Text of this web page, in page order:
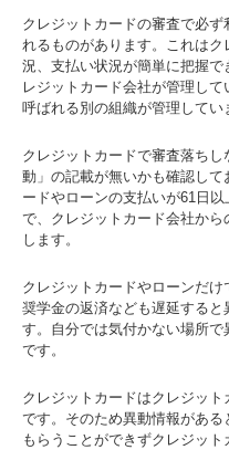
クレジットカードの審査で必
れるものがあります。これは
況、支払い状況が簡単に把握
レジットカード会社が管理し
呼ばれる別の組織が管理してい
クレジットカードで審査落ち
動」の記載が無いかも確認し
ードやローンの支払いが61日
で、クレジットカード会社か
します。
クレジットカードやローンだけ
奨学金の返済なども遅延する
す。自分では気付かない場所
です。
クレジットカードはクレジッ
です。そのため異動情報があ
もらうことができずクレジット